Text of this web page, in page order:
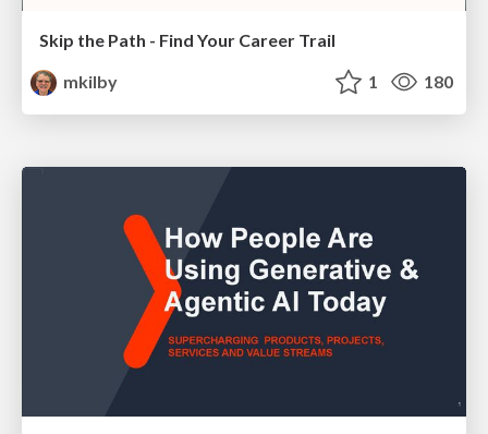
Skip the Path - Find Your Career Trail
mkilby
1 180